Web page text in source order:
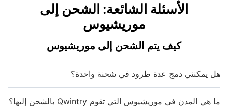
الأسئلة الشائعة: الشحن إلى
موريشيوس
كيف يتم الشحن إلى موريشيوس
هل يمكنني دمج عدة طرود في شحنة واحدة؟
ما هي المدن في موريشيوس التي تقوم Qwintry بالشحن إليها؟